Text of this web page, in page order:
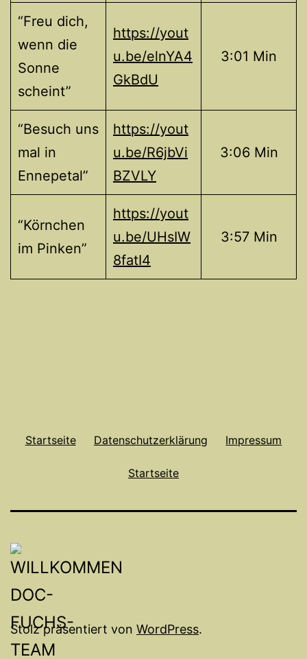
“Freu dich,
wenn die
Sonne
scheint”
https://yout
u.be/elnYA4
GkBdU
3:01 Min
“Besuch uns
mal in
Ennepetal”
https://yout
u.be/R6jbVi
BZVLY
3:06 Min
“Körnchen
im Pinken”
https://yout
u.be/UHsIW
8fatI4
3:57 Min
Startseite Datenschutzerklärung Impressum
Startseite
Stolz präsentiert von WordPress.